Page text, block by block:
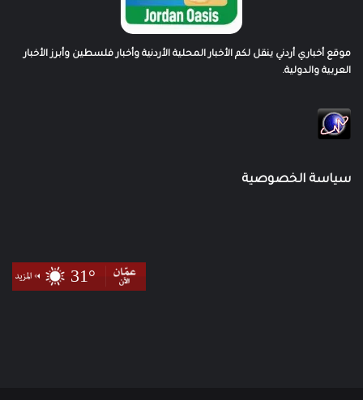
موقع أخباري أردني ينقل لكم الأخبار المحلية الأردنية وأخبار فلسطين وأبرز الأخبار
العربية والدولية.
سياسة الخصوصية